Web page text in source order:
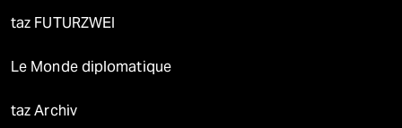
taz FUTURZWEI
Le Monde diplomatique
taz Archiv